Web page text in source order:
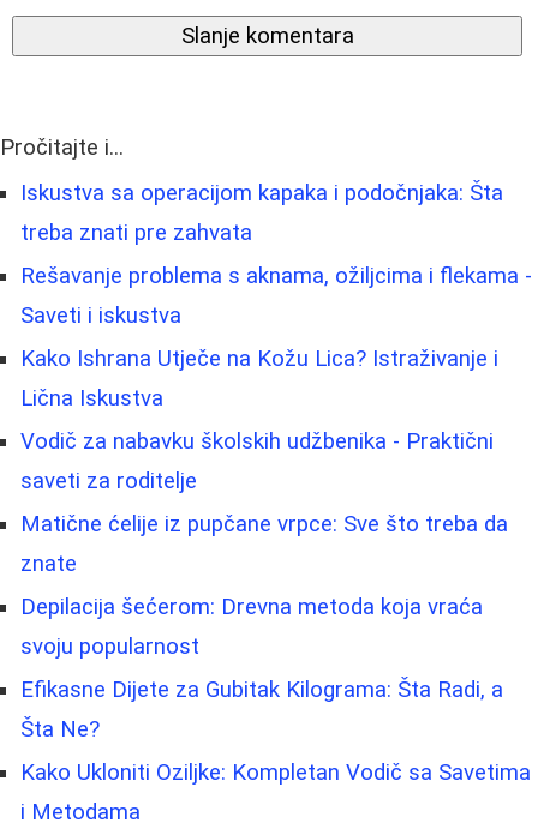
Slanje komentara
Pročitajte i...
Iskustva sa operacijom kapaka i podočnjaka: Šta
treba znati pre zahvata
Rešavanje problema s aknama, ožiljcima i flekama -
Saveti i iskustva
Kako Ishrana Utječe na Kožu Lica? Istraživanje i
Lična Iskustva
Vodič za nabavku školskih udžbenika - Praktični
saveti za roditelje
Matične ćelije iz pupčane vrpce: Sve što treba da
znate
Depilacija šećerom: Drevna metoda koja vraća
svoju popularnost
Efikasne Dijete za Gubitak Kilograma: Šta Radi, a
Šta Ne?
Kako Ukloniti Oziljke: Kompletan Vodič sa Savetima
i Metodama